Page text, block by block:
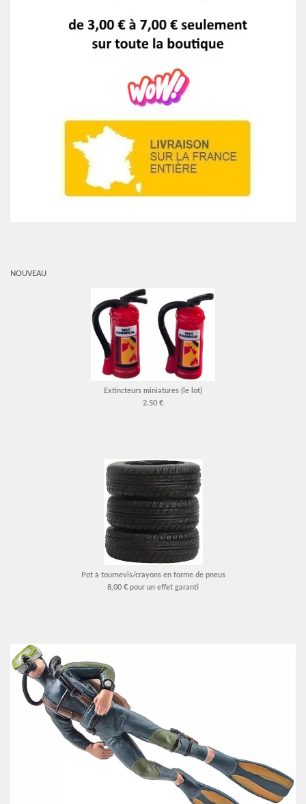
NOUVEAU
Extincteurs miniatures (le lot)
2.50 €
Pot à tournevis/crayons en forme de pneus
8,00 € pour un effet garanti